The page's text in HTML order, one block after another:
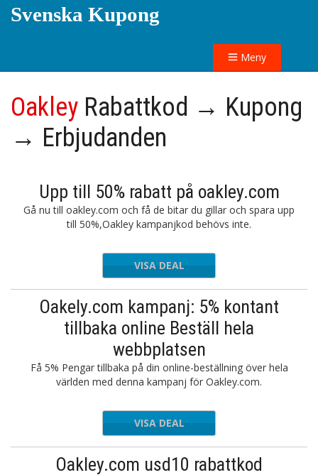
Svenska Kupong
Meny
Oakley Rabattkod → Kupong
→ Erbjudanden
Upp till 50% rabatt på oakley.com
Gå nu till oakley.com och få de bitar du gillar och spara upp
till 50%,Oakley kampanjkod behövs inte.
VISA DEAL
Oakely.com kampanj: 5% kontant
tillbaka online Beställ hela
webbplatsen
Få 5% Pengar tillbaka på din online-beställning över hela
världen med denna kampanj för Oakley.com.
VISA DEAL
Oakley.com usd10 rabattkod